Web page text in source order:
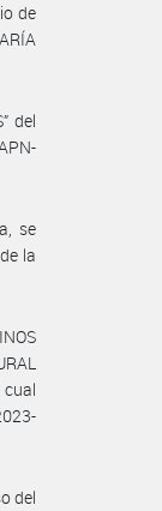
de
del
se
la
cual
del